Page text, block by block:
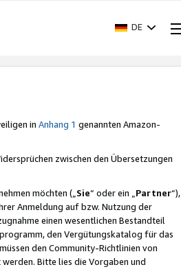
DE
in Anhang 1 genannten Amazon-
zwischen den Übersetzungen
möchten („Sie“ oder ein „Partner“),
Anmeldung auf bzw. Nutzung der
einen wesentlichen Bestandteil
den Vergütungskatalog für das
den Community-Richtlinien von
Bitte lies die Vorgaben und